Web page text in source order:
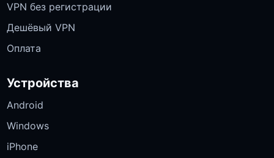
VPN без регистрации
Дешёвый VPN
Оплата
Устройства
Android
Windows
iPhone